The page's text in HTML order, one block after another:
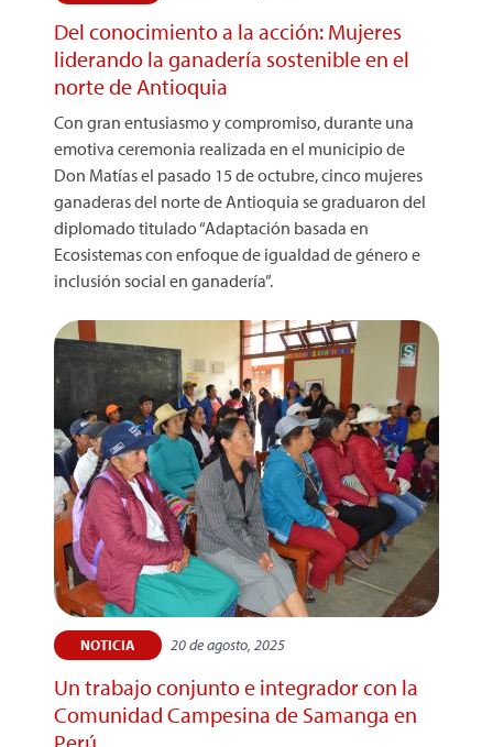
Del conocimiento a la acción: Mujeres
liderando la ganadería sostenible en el
norte de Antioquia
Con gran entusiasmo y compromiso, durante una
emotiva ceremonia realizada en el municipio de
Don Matías el pasado 15 de octubre, cinco mujeres
ganaderas del norte de Antioquia se graduaron del
diplomado titulado “Adaptación basada en
Ecosistemas con enfoque de igualdad de género e
inclusión social en ganadería”.
NOTICIA 20 de agosto, 2025
Un trabajo conjunto e integrador con la
Comunidad Campesina de Samanga en